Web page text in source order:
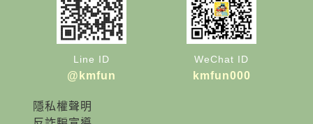
Line ID
@kmfun
WeChat ID
kmfun000
隱私權聲明